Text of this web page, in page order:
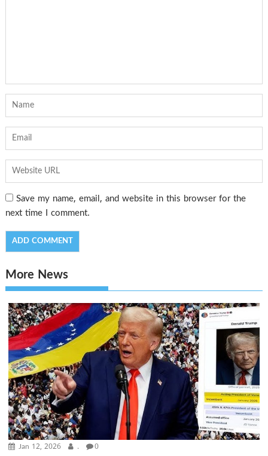
Save my name, email, and website in this browser for the
next time I comment.
More News
Jan 12, 2026 . 0